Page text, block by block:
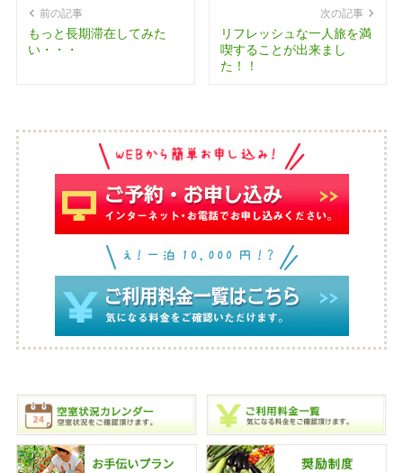
前の記事
もっと長期滞在してみた
い・・・
次の記事
リフレッシュな一人旅を満
喫することが出来まし
た！！